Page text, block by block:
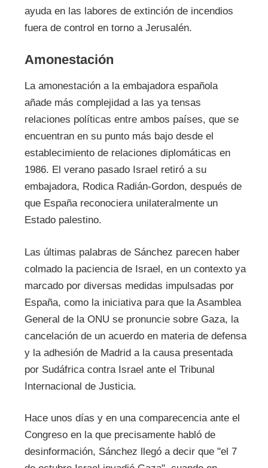
ayuda en las labores de extinción de incendios
fuera de control en torno a Jerusalén.
Amonestación
La amonestación a la embajadora española
añade más complejidad a las ya tensas
relaciones políticas entre ambos países, que se
encuentran en su punto más bajo desde el
establecimiento de relaciones diplomáticas en
1986. El verano pasado Israel retiró a su
embajadora, Rodica Radián-Gordon, después de
que España reconociera unilateralmente un
Estado palestino.
Las últimas palabras de Sánchez parecen haber
colmado la paciencia de Israel, en un contexto ya
marcado por diversas medidas impulsadas por
España, como la iniciativa para que la Asamblea
General de la ONU se pronuncie sobre Gaza, la
cancelación de un acuerdo en materia de defensa
y la adhesión de Madrid a la causa presentada
por Sudáfrica contra Israel ante el Tribunal
Internacional de Justicia.
Hace unos días y en una comparecencia ante el
Congreso en la que precisamente habló de
desinformación, Sánchez llegó a decir que "el 7